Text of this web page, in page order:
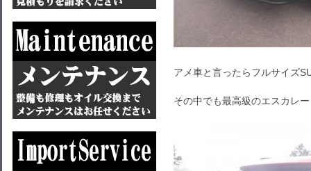
アメ車と言ったらフルサイズ
その中でも最高級のエスカレ